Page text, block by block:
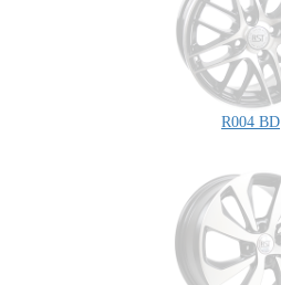
R004 BD